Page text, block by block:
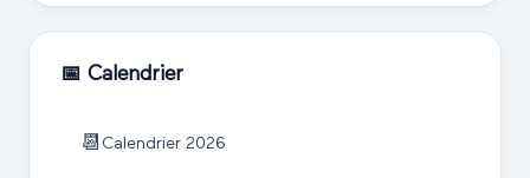
📅 Calendrier
📆 Calendrier 2026